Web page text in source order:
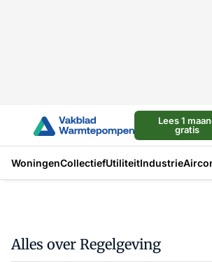
Lees 1
gratis
WoningenCollectiefUtiliteitIndustrie
Alles over Regelgeving